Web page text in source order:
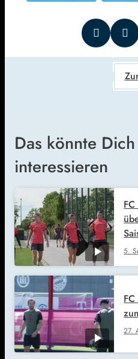
Das könnte
interessieren
5.
27.